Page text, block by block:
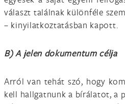
választ találnak különféle
– kinyilatkoztatásban kapott.
B) A jelen dokumentum célja
Arról van tehát szó, hogy
kell hallgatnunk a bírálatot, a